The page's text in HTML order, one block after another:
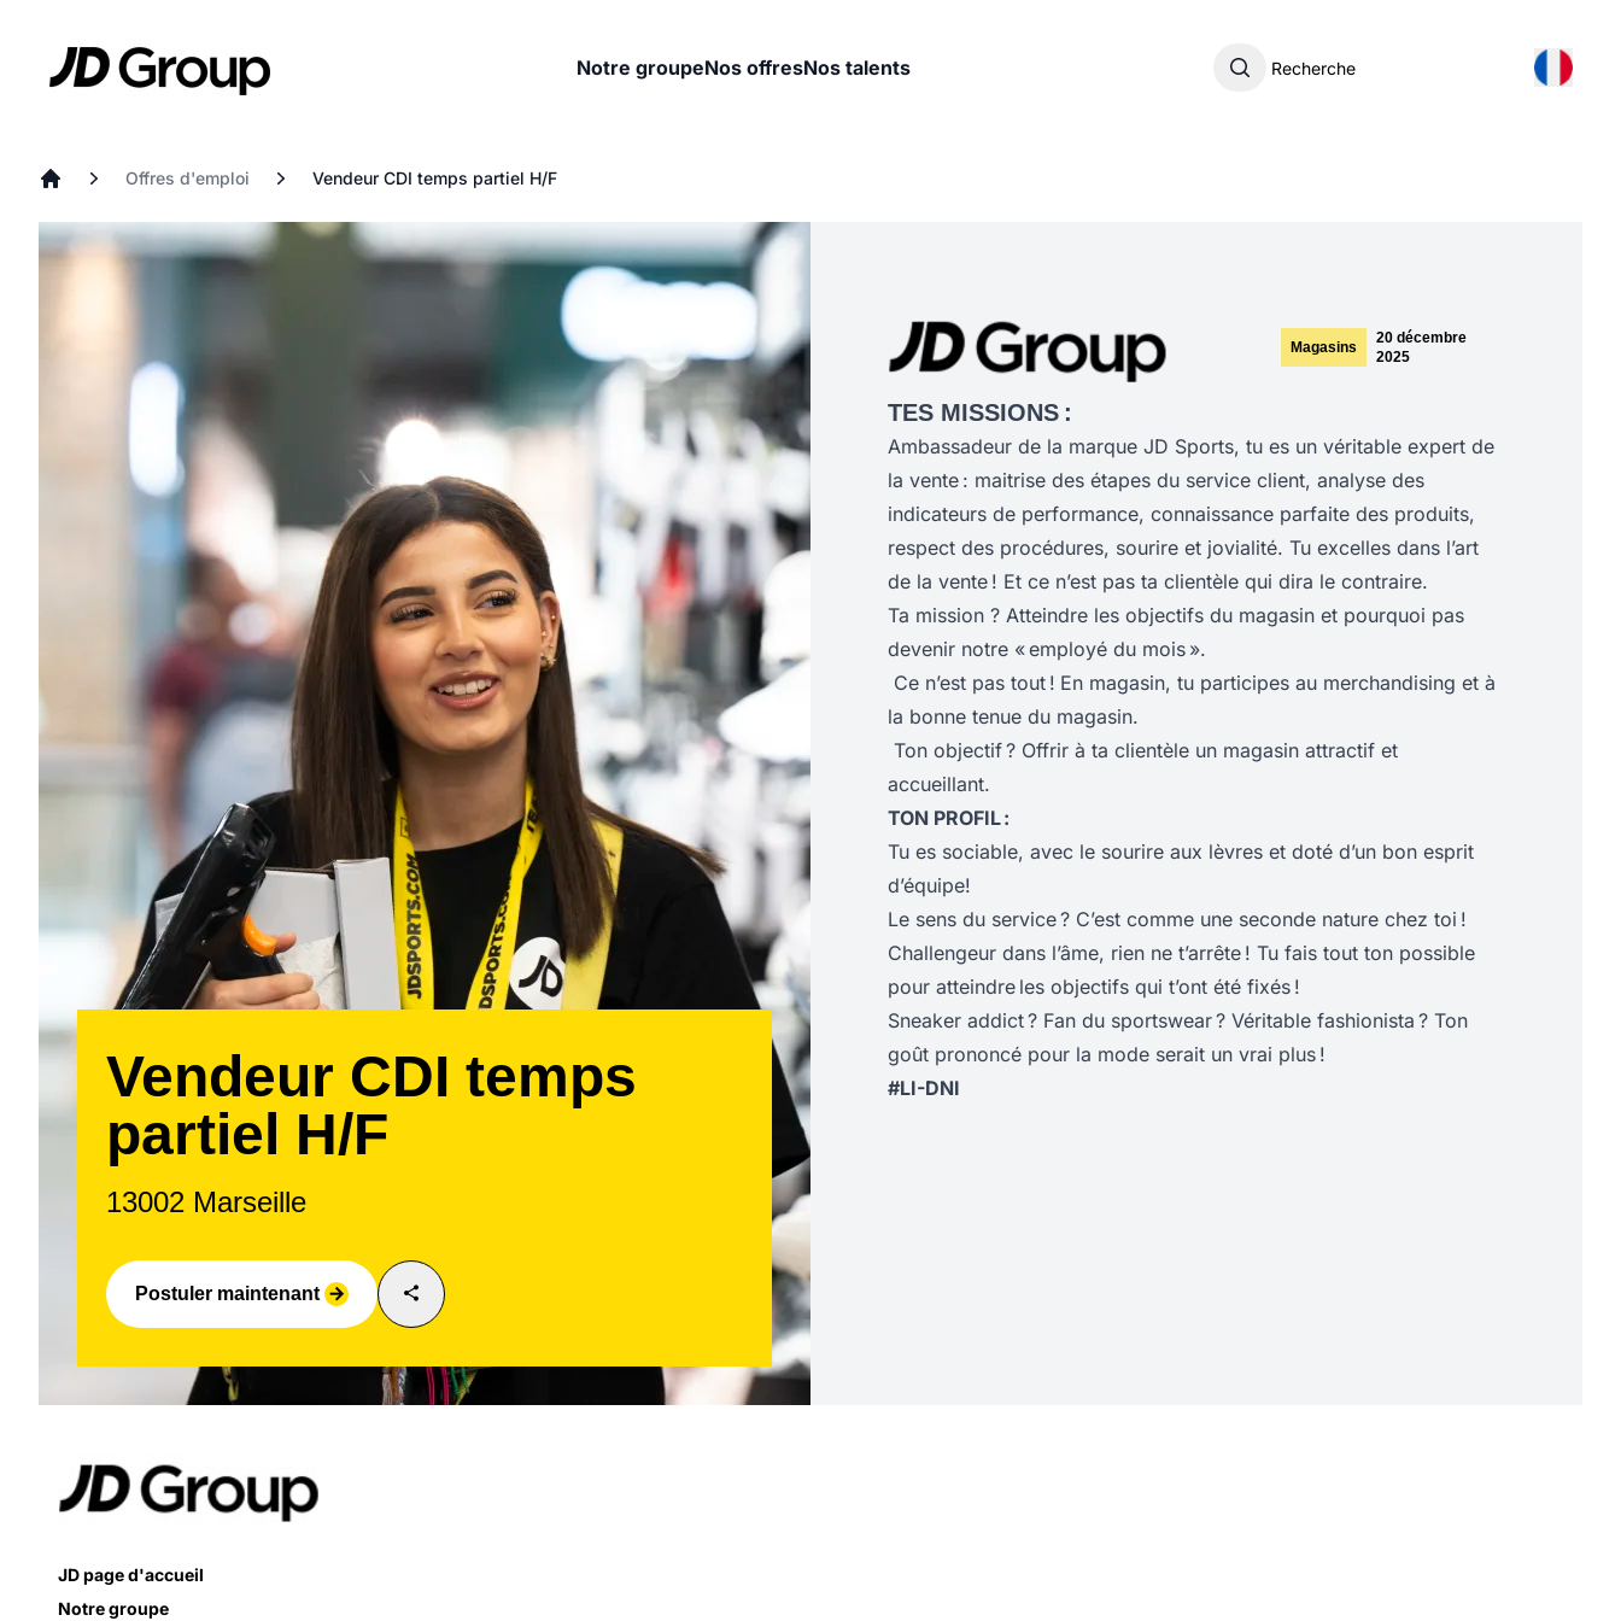
JD
Notre groupeNos offresNos talents Recherche
Offres d'emploi Vendeur CDI temps partiel H/F
Vendeur CDI temps
partiel H/F
13002 Marseille
Postuler maintenant arrow_forward share
Magasins
20 décembre
2025
TES MISSIONS :
Ambassadeur de la marque JD Sports, tu es un véritable expert de
la vente : maitrise des étapes du service client, analyse des
indicateurs de performance, connaissance parfaite des produits,
respect des procédures, sourire et jovialité. Tu excelles dans l’art
de la vente ! Et ce n’est pas ta clientèle qui dira le contraire.
Ta mission ? Atteindre les objectifs du magasin et pourquoi pas
devenir notre « employé du mois ».
Ce n’est pas tout ! En magasin, tu participes au merchandising et à
la bonne tenue du magasin.
Ton objectif ? Offrir à ta clientèle un magasin attractif et
accueillant.
TON PROFIL :
Tu es sociable, avec le sourire aux lèvres et doté d’un bon esprit
d’équipe!
Le sens du service ? C’est comme une seconde nature chez toi !
Challengeur dans l’âme, rien ne t’arrête ! Tu fais tout ton possible
pour atteindre les objectifs qui t’ont été fixés !
Sneaker addict ? Fan du sportswear ? Véritable fashionista ? Ton
goût prononcé pour la mode serait un vrai plus !
#LI-DNI
JD page d'accueil
Notre groupe